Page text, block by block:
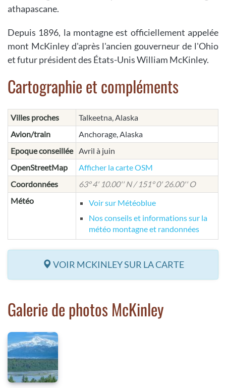
athapascane.
Depuis 1896, la montagne est officiellement appelée
mont McKinley d'après l'ancien gouverneur de l'Ohio
et futur président des États-Unis William McKinley.
Cartographie et compléments
Villes proches
Talkeetna, Alaska
Avion/train
Anchorage, Alaska
Epoque conseillée
Avril à juin
OpenStreetMap
Afficher la carte OSM
Coordonnées
63° 4' 10.00'' N / 151° 0' 26.00'' O
Météo
Voir sur Météoblue
Nos conseils et informations sur la
météo montagne et randonnées
VOIR MCKINLEY SUR LA CARTE
Galerie de photos McKinley